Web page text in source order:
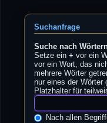
Suchanfrage
Suche nach
Setze ein+ vor ein
vor ein Wort, das
mehrere Wörter
nur eines der Wörter
Platzhalter für
Nach allen